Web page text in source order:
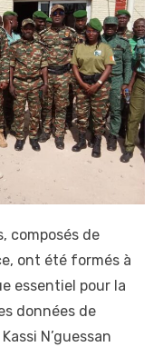
composés de
ont été formés à
essentiel pour la
données de
N’guessan